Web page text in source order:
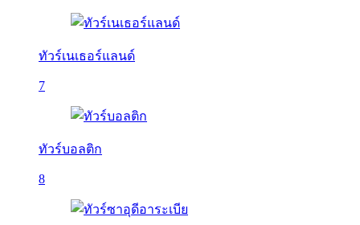
ทัวร์เนเธอร์แลนด์
7
ทัวร์บอลติก
8